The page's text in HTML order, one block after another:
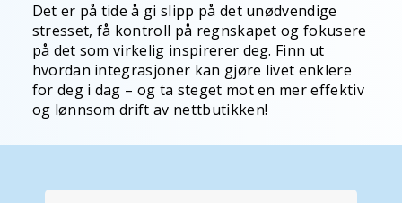
Det er på tide å gi slipp på det unødvendige
stresset, få kontroll på regnskapet og fokusere
på det som virkelig inspirerer deg. Finn ut
hvordan integrasjoner kan gjøre livet enklere
for deg i dag – og ta steget mot en mer effektiv
og lønnsom drift av nettbutikken!